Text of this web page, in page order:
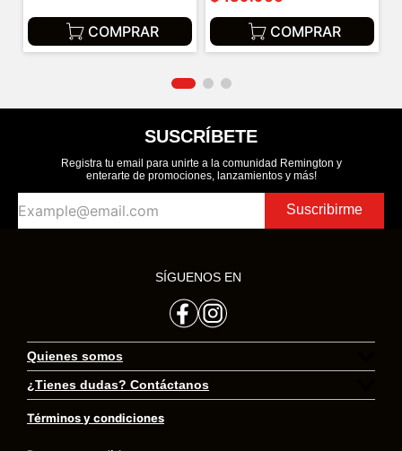
COMPRAR
COMPRAR
SUSCRÍBETE
Registra tu email para unirte a la comunidad Remington y
enterarte de promociones, lanzamientos y más!
Suscribirme
SÍGUENOS EN
Quienes somos
Preguntas frecuentes
Trabaja con nosotros
¿Tienes dudas? Contáctanos
Transversal 23 # 97 – 73 Oficina 406 Bogotá.
Colombia
Términos y condiciones